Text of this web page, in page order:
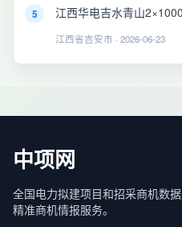
5 江西华电吉水青山
江西省吉安市 · 2026-06-23
中项网
全国电力拟建项目和招采商机数
精准商机情报服务。